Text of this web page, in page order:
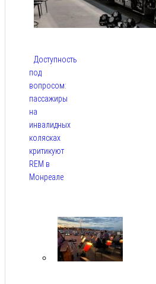
Доступность
под
вопросом:
пассажиры
на
инвалидных
колясках
критикуют
REM в
Монреале